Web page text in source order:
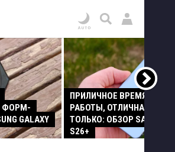
ФОРМ-
GALAXY
ПРИЛИЧНОЕ ВРЕМЯ
РАБОТЫ, ОТЛИЧНАЯ
ТОЛЬКО: ОБЗОР SAMSUNG
S26+